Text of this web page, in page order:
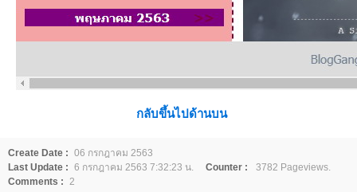
กลับขึ้นไปด้านบน
Create Date : 06 กรกฎาคม 2563
Last Update : 6 กรกฎาคม 2563 7:32:23 น. Counter :
3782 Pageviews.
Comments : 2